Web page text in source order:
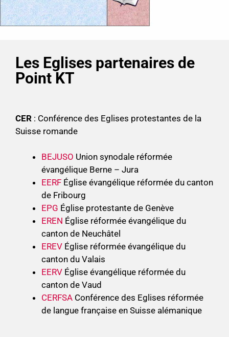
Les Eglises partenaires de
Point KT
CER : Conférence des Eglises protestantes de la
Suisse romande
BEJUSO Union synodale réformée
évangélique Berne – Jura
EERF Église évangélique réformée du canton
de Fribourg
EPG Église protestante de Genève
EREN Église réformée évangélique du
canton de Neuchâtel
EREV Église réformée évangélique du
canton du Valais
EERV Église évangélique réformée du
canton de Vaud
CERFSA Conférence des Eglises réformée
de langue française en Suisse alémanique